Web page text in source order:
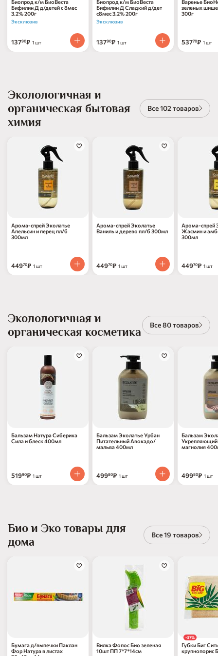
Биопрод к/м БиоВеста
Бифилин Д д/детей с 8мес
3.2% 200г
Эксклюзив
13790₽ 1 шт
Биопрод к/м БиоВеста
Бифилин Д Сладкий д/дет
с8мес 3.2% 200г
Эксклюзив
13790₽ 1 шт
Варенье
зеленых
300г
53770₽ 1 шт
Эколологичная и
органическая бытовая
химия
Все 102 товаров
Арома-спрей Эколатье
Апельсин и перец пл/б
300мл
44970₽ 1 шт
Арома-спрей Эколатье
Ваниль и дерево пл/б 300мл
44970₽ 1 шт
Арома-спрей
Жасмин и
300мл
44970₽ 1 шт
Эколологичная и
органическая косметика
Все 80 товаров
Бальзам Натура Сиберика
Сила и блеск 400мл
51990₽ 1 шт
Бальзам Эколатье Урбан
Питательный Авокадо/
мальва 400мл
49980₽ 1 шт
Бальзам
магнолия
49980₽ 1 шт
Био и Эко товары для
дома
Все 19 товаров
Бумага д/выпечки Паклан
Фор Натура в листах
Вилка Фопос Био зеленая
10шт ПП 7*7*14см
-37%
Губки Биг
крупнопорис